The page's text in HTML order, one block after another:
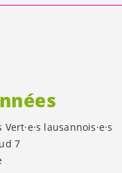
Vert·e·s lausannois·e·s
7